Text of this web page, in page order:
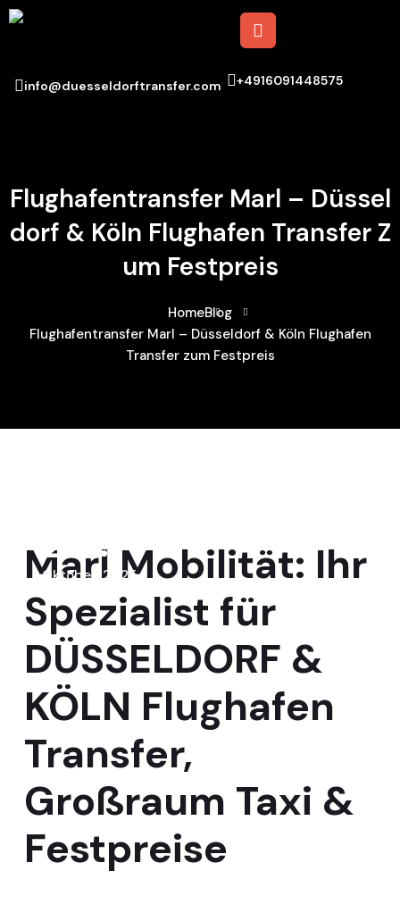
info@duesseldorftransfer.com +4916091448575
Flughafentransfer Marl – Düssel
Dorf & Köln Flughafen Transfer Z
Um Festpreis
HomeBlog
Flughafentransfer Marl – Düsseldorf & Köln Flughafen
Transfer zum Festpreis
20
Oktober, 2025
Marl Mobilität: Ihr
Spezialist für
DÜSSELDORF &
KÖLN Flughafen
Transfer,
Großraum Taxi &
Festpreise